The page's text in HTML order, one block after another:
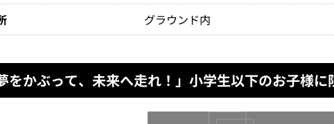
グラウンド内
をかぶって、未来へ走れ！」小学生以下のお子様